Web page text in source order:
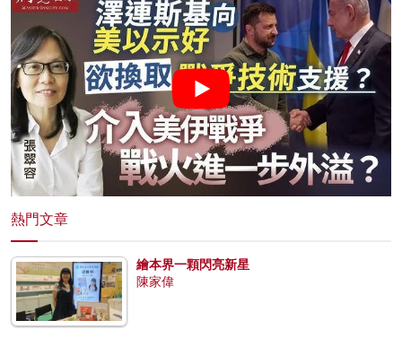
熱門文章
繪本界一顆閃亮新星
陳家偉